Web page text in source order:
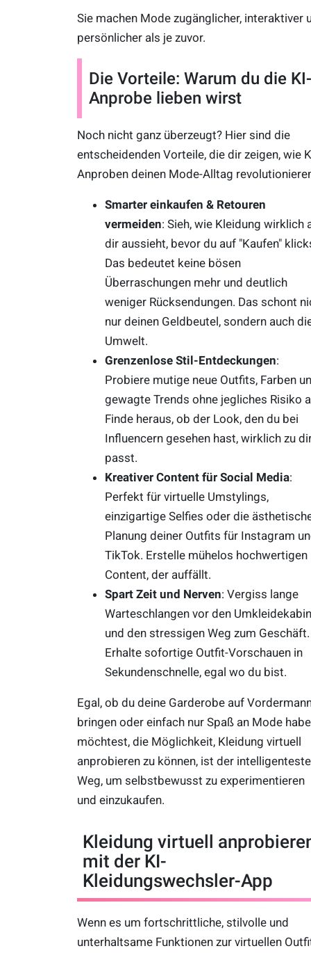
Sie machen Mode zugänglicher, interaktiver
persönlicher als je zuvor.
Die Vorteile: Warum du die KI-
Anprobe lieben wirst
Noch nicht ganz überzeugt? Hier sind die
entscheidenden Vorteile, die dir zeigen, wie
Anproben deinen Mode-Alltag
Smarter einkaufen & Retouren
vermeiden: Sieh, wie Kleidung wirklich
dir aussieht, bevor du auf "Kaufen"
Das bedeutet keine bösen
Überraschungen mehr und deutlich
weniger Rücksendungen. Das schont
nur deinen Geldbeutel, sondern auch
Umwelt.
Grenzenlose Stil-Entdeckungen:
Probiere mutige neue Outfits, Farben
gewagte Trends ohne jegliches Risiko
Finde heraus, ob der Look, den du bei
Influencern gesehen hast, wirklich zu
passt.
Kreativer Content für Social Media:
Perfekt für virtuelle Umstylings,
einzigartige Selfies oder die
Planung deiner Outfits für Instagram
TikTok. Erstelle mühelos hochwertigen
Content, der auffällt.
Spart Zeit und Nerven: Vergiss lange
Warteschlangen vor den
und den stressigen Weg zum Geschäft.
Erhalte sofortige Outfit-Vorschauen in
Sekundenschnelle, egal wo du bist.
Egal, ob du deine Garderobe auf
bringen oder einfach nur Spaß an Mode
möchtest, die Möglichkeit, Kleidung virtuell
anprobieren zu können, ist der intelligenteste
Weg, um selbstbewusst zu experimentieren
und einzukaufen.
Kleidung virtuell
mit der KI-
Kleidungswechsler-App
Wenn es um fortschrittliche, stilvolle und
unterhaltsame Funktionen zur virtuellen